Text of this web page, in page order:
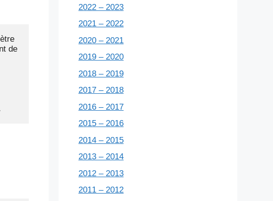
de
2022 – 2023
2021 – 2022
2020 – 2021
2019 – 2020
2018 – 2019
2017 – 2018
2016 – 2017
2015 – 2016
2014 – 2015
2013 – 2014
2012 – 2013
2011 – 2012